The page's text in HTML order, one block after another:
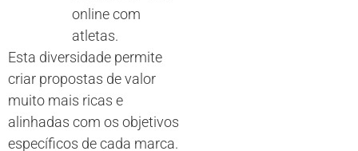
online com
atletas.
Esta diversidade permite
criar propostas de valor
muito mais ricas e
alinhadas com os objetivos
específicos de cada marca.